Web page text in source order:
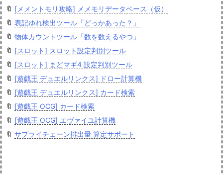
🔖 [メメントモリ攻略] メメモリデータベース（仮）
🔖 表記ゆれ検出ツール「どっかあった？」
🔖 物体カウントツール「数を数えるやつ」
🔖 [スロット] スロット設定判別ツール
🔖 [スロット] まどマギ4 設定判別ツール
🔖 [遊戯王 デュエルリンクス] ドロー計算機
🔖 [遊戯王 デュエルリンクス] カード検索
🔖 [遊戯王 OCG] カード検索
🔖 [遊戯王 OCG] エヴァイユ計算機
🔖 サプライチェーン排出量 算定サポート